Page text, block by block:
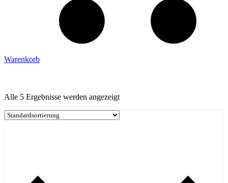
Warenkorb
Alle 5 Ergebnisse werden angezeigt